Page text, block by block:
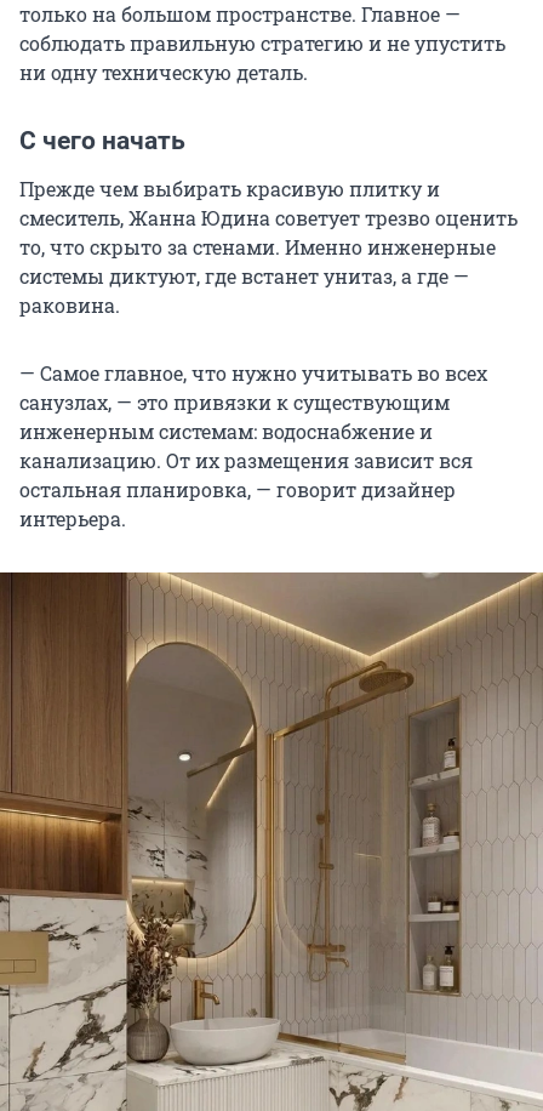
только на большом пространстве. Главное —
соблюдать правильную стратегию и не упустить
ни одну техническую деталь.
С чего начать
Прежде чем выбирать красивую плитку и
смеситель, Жанна Юдина советует трезво оценить
то, что скрыто за стенами. Именно инженерные
системы диктуют, где встанет унитаз, а где —
раковина.
— Самое главное, что нужно учитывать во всех
санузлах, — это привязки к существующим
инженерным системам: водоснабжение и
канализацию. От их размещения зависит вся
остальная планировка, — говорит дизайнер
интерьера.